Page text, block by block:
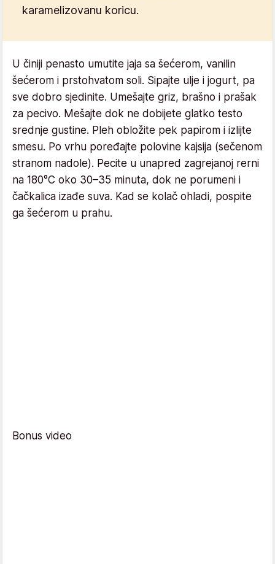
karamelizovanu koricu.
U činiji penasto umutite jaja sa šećerom, vanilin
šećerom i prstohvatom soli. Sipajte ulje i jogurt, pa
sve dobro sjedinite. Umešajte griz, brašno i prašak
za pecivo. Mešajte dok ne dobijete glatko testo
srednje gustine. Pleh obložite pek papirom i izlijte
smesu. Po vrhu poređajte polovine kajsija (sečenom
stranom nadole). Pecite u unapred zagrejanoj rerni
na 180°C oko 30–35 minuta, dok ne porumeni i
čačkalica izađe suva. Kad se kolač ohladi, pospite
ga šećerom u prahu.
Bonus video